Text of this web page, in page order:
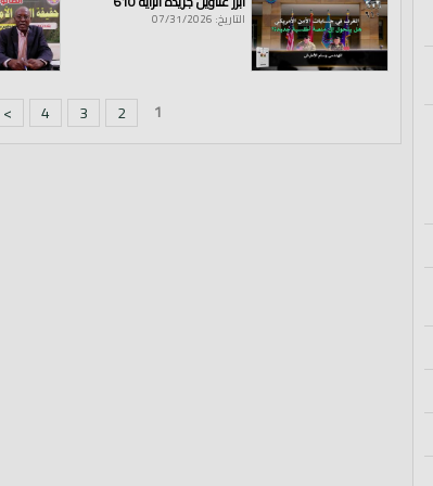
التاريخ: 07/31/2026
1
2
3
4
>